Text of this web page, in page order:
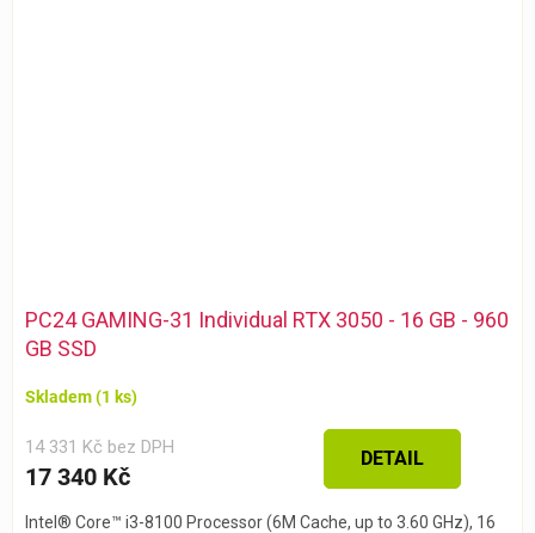
PC24 GAMING-31 Individual RTX 3050 - 16 GB - 960
GB SSD
Skladem(1 ks)
14 331 Kč bez DPH
17 340 Kč
DETAIL
Intel® Core™ i3-8100 Processor (6M Cache, up to 3.60 GHz), 16